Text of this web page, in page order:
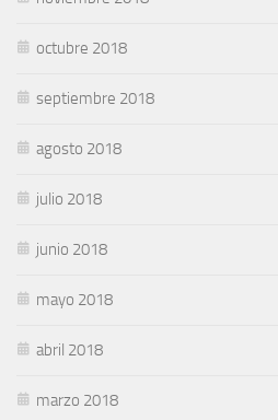
octubre 2018
septiembre 2018
agosto 2018
julio 2018
junio 2018
mayo 2018
abril 2018
marzo 2018